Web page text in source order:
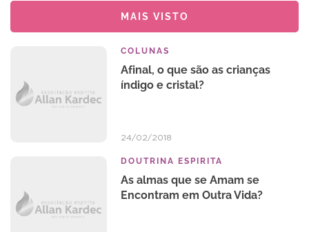
MAIS VISTO
COLUNAS
Afinal, o que são as crianças
índigo e cristal?
24/02/2018
DOUTRINA ESPIRITA
As almas que se Amam se
Encontram em Outra Vida?